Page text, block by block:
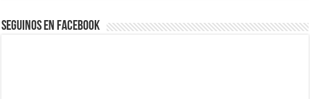
Seguinos en Facebook